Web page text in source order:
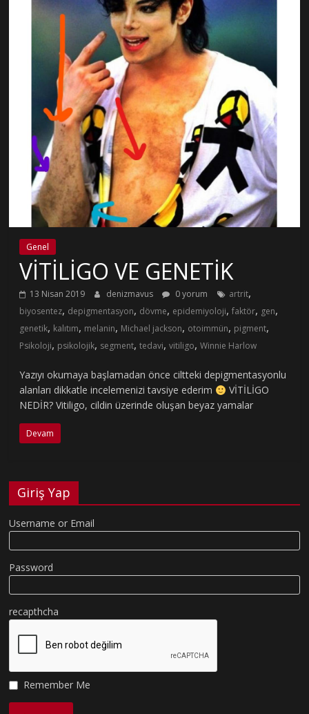
Genel
VİTİLİGO VE GENETİK
13 Nisan 2019 denizmavus 0 yorum artrit,
biyosentez, depigmentasyon, dövme, epidemiyoloji,faktör, gen,
genetik, kalıtım, melanin, Michael jackson, otoimmün, pigment,
Psikoloji, psikolojik, segment,tedavi,vitiligo,Winnie Harlow
Yazıyı okumaya başlamadan önce ciltteki depigmentasyonlu
alanları dikkatle incelemenizi tavsiye ederim
VİTİLİGO
NEDİR? Vitiligo, cildin üzerinde oluşan beyaz yamalar
Devam
Giriş Yap
Username or Email
Password
recapthcha
Remember Me